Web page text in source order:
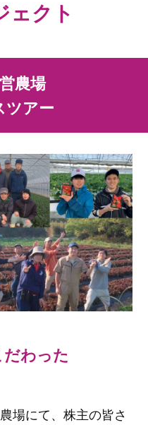
ェクト
農場
ツアー​
わった
場にて、株主の皆さ